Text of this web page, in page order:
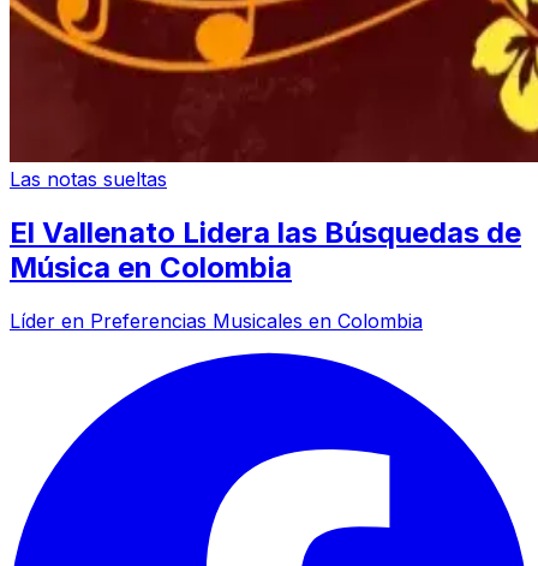
Las notas sueltas
El Vallenato Lidera las Búsquedas de
Música en Colombia
Líder en Preferencias Musicales en Colombia